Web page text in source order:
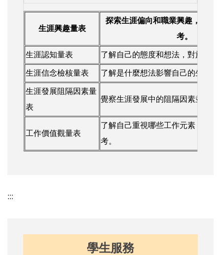
生涯興趣量表
探索生涯偏向和職業興趣，作為
考。
生涯認知量表 了解自己的態度和想法，對於工作
生涯信念檢核量表 了解是什麼想法影響自己的生涯決
生涯發展阻隔因素量
表
覺察生涯發展中的阻隔因素並克服
工作價值觀量表
了解自己重視哪些工作元素，作
考。
:::
學生服務